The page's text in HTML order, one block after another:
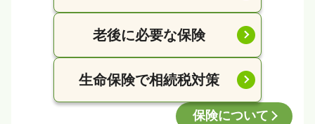
老後に必要な保険
生命保険で相続税対策
保険について